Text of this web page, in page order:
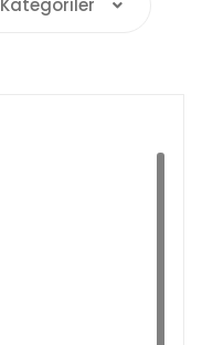
Kategoriler